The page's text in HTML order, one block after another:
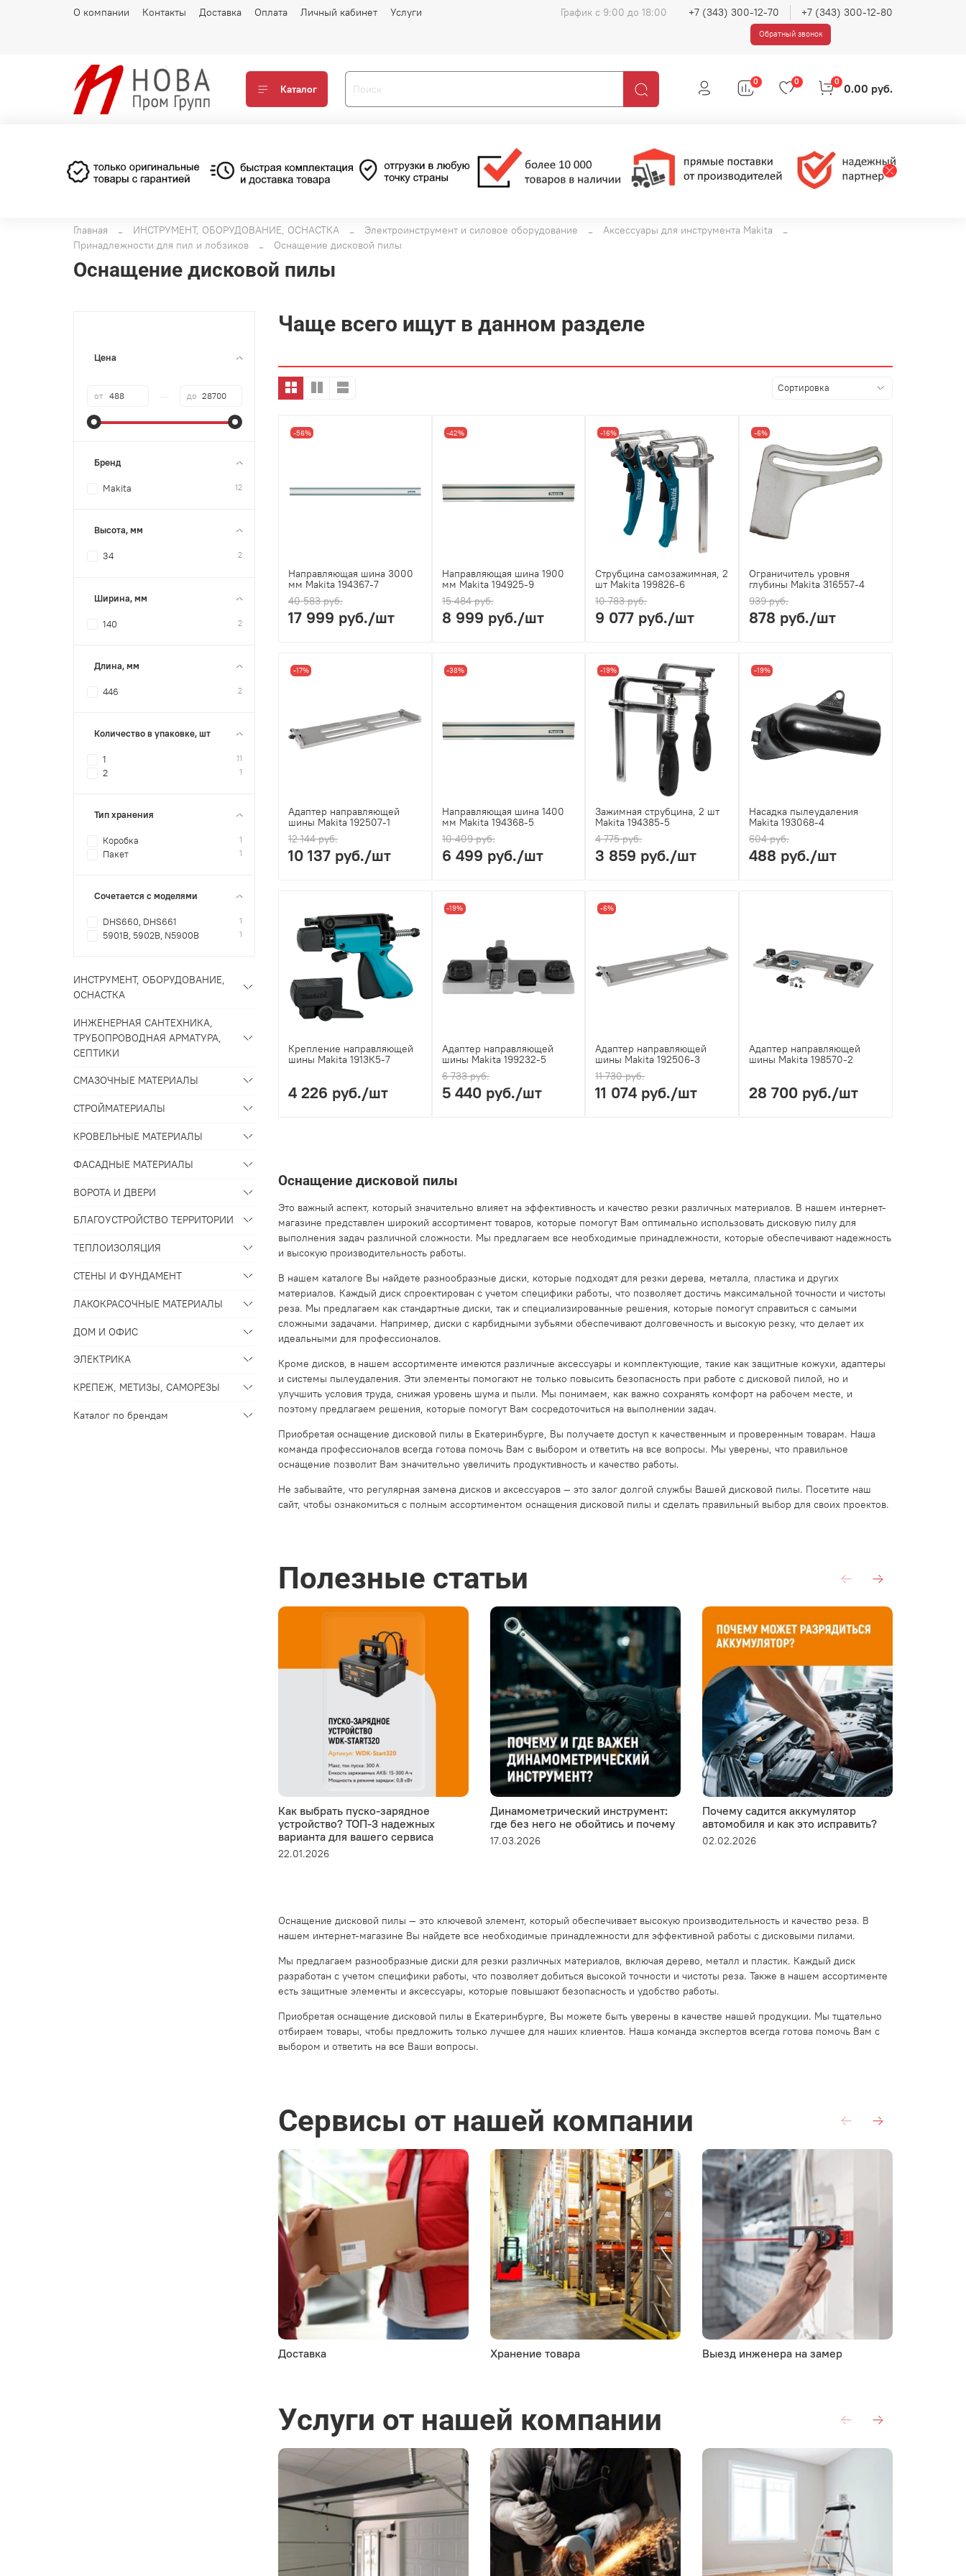
О компании Контакты Доставка Оплата Личный кабинет Услуги График с 9:00 до 18:00 +7 (343) 300-12-70 +7 (343) 300-12-80
Обратный звонок
Каталог
0 0 0 0.00 руб.
Главная ИНСТРУМЕНТ, ОБОРУДОВАНИЕ, ОСНАСТКА Электроинструмент и силовое оборудование
Аксессуары для инструмента Makita
Принадлежности для пил и лобзиков
Оснащение дисковой пилы
Оснащение дисковой пилы
Чаще всего ищут в данном разделе
-56%
Направляющая шина 3000
мм Makita 194367-7
40 583 руб.
17 999 руб./шт
-42%
Направляющая шина 1900
мм Makita 194925-9
15 484 руб.
8 999 руб./шт
-16%
Струбцина самозажимная, 2
шт Makita 199826-6
10 783 руб.
9 077 руб./шт
-6%
Ограничитель уровня
глубины Makita 316557-4
939 руб.
878 руб./шт
-17%
Адаптер направляющей
шины Makita 192507-1
12 144 руб.
10 137 руб./шт
-38%
Направляющая шина 1400
мм Makita 194368-5
10 409 руб.
6 499 руб./шт
-19%
Зажимная струбцина, 2 шт
Makita 194385-5
4 775 руб.
3 859 руб./шт
-19%
Насадка пылеудаления
Makita 193068-4
604 руб.
488 руб./шт
Крепление направляющей
шины Makita 1913К5-7
4 226 руб./шт
-19%
Адаптер направляющей
шины Makita 199232-5
6 733 руб.
5 440 руб./шт
-6%
Адаптер направляющей
шины Makita 192506-3
11 730 руб.
11 074 руб./шт
Адаптер направляющей
шины Makita 198570-2
28 700 руб./шт
Оснащение дисковой пилы
Это важный аспект, который значительно влияет на эффективность и качество резки различных материалов. В нашем интернет-
магазине представлен широкий ассортимент товаров, которые помогут Вам оптимально использовать дисковую пилу для
выполнения задач различной сложности. Мы предлагаем все необходимые принадлежности, которые обеспечивают надежность
и высокую производительность работы.
В нашем каталоге Вы найдете разнообразные диски, которые подходят для резки дерева, металла, пластика и других
материалов. Каждый диск спроектирован с учетом специфики работы, что позволяет достичь максимальной точности и чистоты
реза. Мы предлагаем как стандартные диски, так и специализированные решения, которые помогут справиться с самыми
сложными задачами. Например, диски с карбидными зубьями обеспечивают долговечность и высокую резку, что делает их
идеальными для профессионалов.
Кроме дисков, в нашем ассортименте имеются различные аксессуары и комплектующие, такие как защитные кожухи, адаптеры
и системы пылеудаления. Эти элементы помогают не только повысить безопасность при работе с дисковой пилой, но и
улучшить условия труда, снижая уровень шума и пыли. Мы понимаем, как важно сохранять комфорт на рабочем месте, и
поэтому предлагаем решения, которые помогут Вам сосредоточиться на выполнении задач.
Приобретая оснащение дисковой пилы в Екатеринбурге, Вы получаете доступ к качественным и проверенным товарам. Наша
команда профессионалов всегда готова помочь Вам с выбором и ответить на все вопросы. Мы уверены, что правильное
оснащение позволит Вам значительно увеличить продуктивность и качество работы.
Не забывайте, что регулярная замена дисков и аксессуаров — это залог долгой службы Вашей дисковой пилы. Посетите наш
сайт, чтобы ознакомиться с полным ассортиментом оснащения дисковой пилы и сделать правильный выбор для своих проектов.
Полезные статьи
Как выбрать пуско-зарядное
устройство? ТОП-3 надежных
варианта для вашего сервиса
22.01.2026
Динамометрический инструмент:
где без него не обойтись и почему
17.03.2026
Почему садится аккумулятор
автомобиля и как это исправить?
02.02.2026
Оснащение дисковой пилы — это ключевой элемент, который обеспечивает высокую производительность и качество реза. В
нашем интернет-магазине Вы найдете все необходимые принадлежности для эффективной работы с дисковыми пилами.
Мы предлагаем разнообразные диски для резки различных материалов, включая дерево, металл и пластик. Каждый диск
разработан с учетом специфики работы, что позволяет добиться высокой точности и чистоты реза. Также в нашем ассортименте
есть защитные элементы и аксессуары, которые повышают безопасность и удобство работы.
Приобретая оснащение дисковой пилы в Екатеринбурге, Вы можете быть уверены в качестве нашей продукции. Мы тщательно
отбираем товары, чтобы предложить только лучшее для наших клиентов. Наша команда экспертов всегда готова помочь Вам с
выбором и ответить на все Ваши вопросы.
Сервисы от нашей компании
Доставка Хранение товара Выезд инженера на замер
Услуги от нашей компании
Цена
от до
Бренд
Makita 12
Высота, мм
34 2
Ширина, мм
140 2
Длина, мм
446 2
Количество в упаковке, шт
1 11
2 1
Тип хранения
Коробка 1
Пакет 1
Сочетается с моделями
DHS660, DHS661 1
5901B, 5902B, N5900B 1
ИНСТРУМЕНТ, ОБОРУДОВАНИЕ,
ОСНАСТКА
ИНЖЕНЕРНАЯ САНТЕХНИКА,
ТРУБОПРОВОДНАЯ АРМАТУРА,
СЕПТИКИ
СМАЗОЧНЫЕ МАТЕРИАЛЫ
СТРОЙМАТЕРИАЛЫ
КРОВЕЛЬНЫЕ МАТЕРИАЛЫ
ФАСАДНЫЕ МАТЕРИАЛЫ
ВОРОТА И ДВЕРИ
БЛАГОУСТРОЙСТВО ТЕРРИТОРИИ
ТЕПЛОИЗОЛЯЦИЯ
СТЕНЫ И ФУНДАМЕНТ
ЛАКОКРАСОЧНЫЕ МАТЕРИАЛЫ
ДОМ И ОФИС
ЭЛЕКТРИКА
КРЕПЕЖ, МЕТИЗЫ, САМОРЕЗЫ
Каталог по брендам